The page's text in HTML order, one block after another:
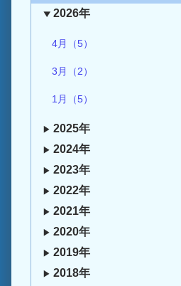
2026年
4月（5）
3月（2）
1月（5）
2025年
2024年
2023年
2022年
2021年
2020年
2019年
2018年